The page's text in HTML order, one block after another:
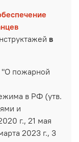
в
пожарной
в РФ (утв.
и
г., 21 мая
2023 г., 3